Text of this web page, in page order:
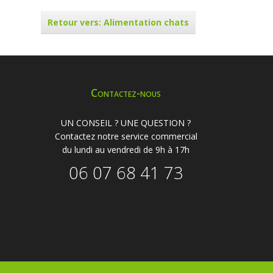
Retour vers: Alimentation chats
Contactez-nous
UN CONSEIL ? UNE QUESTION ?
Contactez notre service commercial
du lundi au vendredi de 9h à 17h
06 07 68 41 73